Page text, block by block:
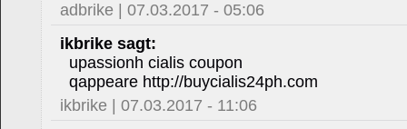
adbrike | 07.03.2017 - 05:06
ikbrike sagt:
upassionh cialis coupon
qappeare http://buycialis24ph.com
ikbrike | 07.03.2017 - 11:06